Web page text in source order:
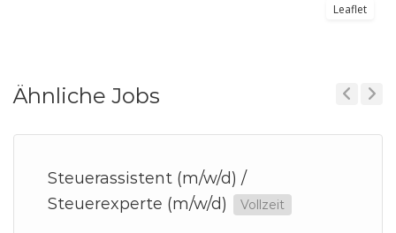
Leaflet
Ähnliche Jobs
Steuerassistent (m/w/d) /
Steuerexperte (m/w/d)
Vollzeit